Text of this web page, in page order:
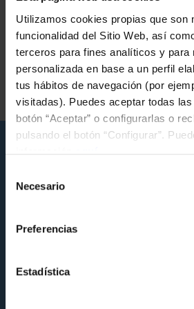
Utilizamos cookies propias que son
funcionalidad del Sitio Web, así
terceros para fines analíticos y para
personalizada en base a un perfil
tus hábitos de navegación (por
visitadas). Puedes aceptar todas
botón “Aceptar” o configurarlas o
pulsando el botón “Configurar”.
Necesario
Preferencias
Estadística
Etiquetas de la noticia
FUNDACIÓN